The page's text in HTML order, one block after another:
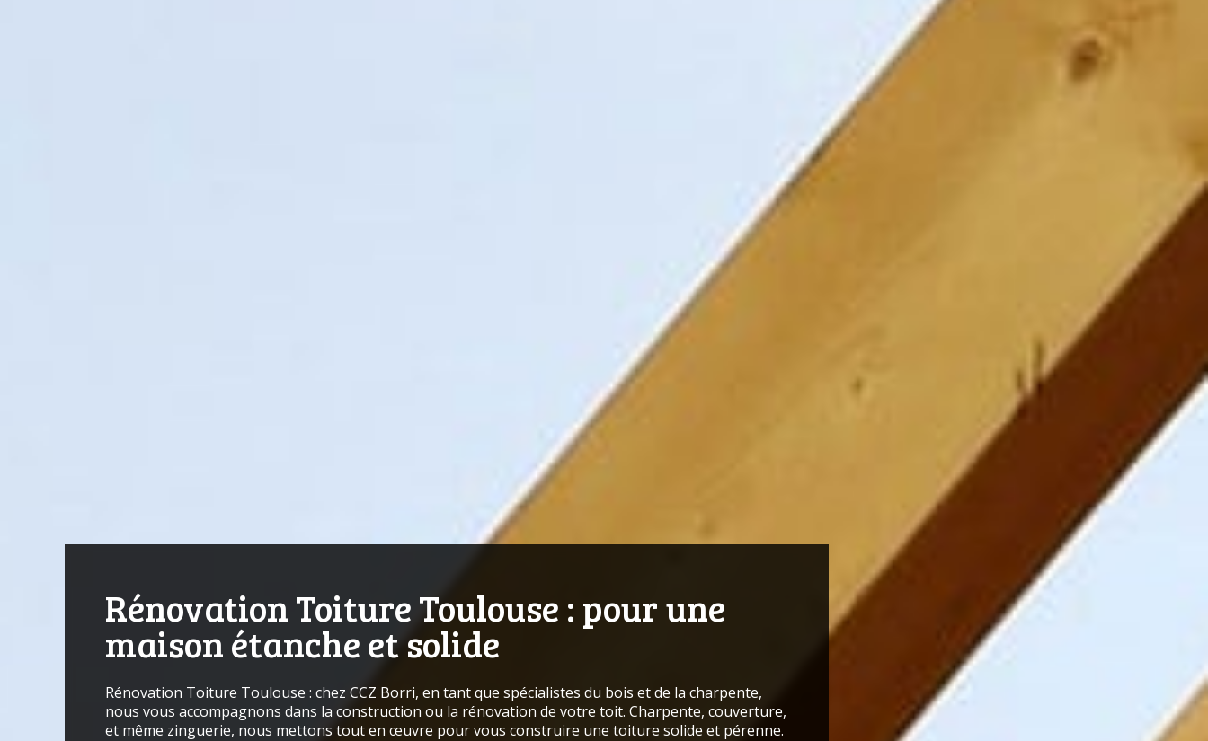
Rénovation Toiture Toulouse : pour une
maison étanche et solide
Rénovation Toiture Toulouse : chez CCZ Borri, en tant que spécialistes du bois et de la charpente,
nous vous accompagnons dans la construction ou la rénovation de votre toit. Charpente, couverture,
et même zinguerie, nous mettons tout en œuvre pour vous construire une toiture solide et pérenne.